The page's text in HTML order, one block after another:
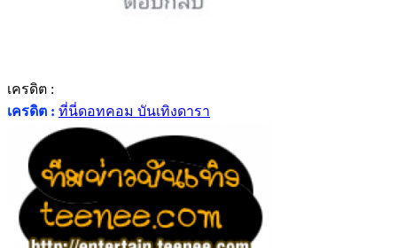
เครดิต :
เครดิต : ที่นี่ดอทคอม บันเทิงดารา